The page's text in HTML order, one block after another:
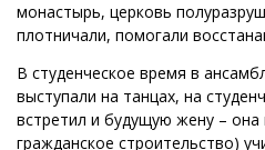
монастырь, церковь
плотничали, помогали
В студенческое время в
выступали на танцах, на
встретил и будущую жену –
гражданское строительство)